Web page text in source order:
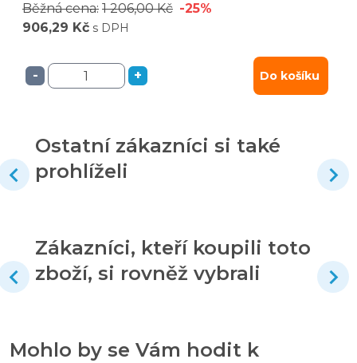
Běžná cena: 1 206,00 Kč -25%
906,29 Kč s DPH
- + Do košíku
Ostatní zákazníci si také
prohlíželi
Zákazníci, kteří koupili toto
zboží, si rovněž vybrali
Mohlo by se Vám hodit k